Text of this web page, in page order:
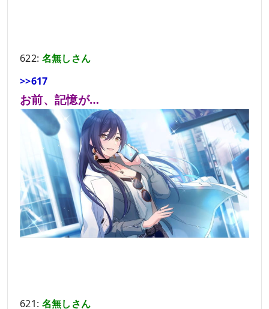
622: 名無しさん
>>617
お前、記憶が…
621: 名無しさん